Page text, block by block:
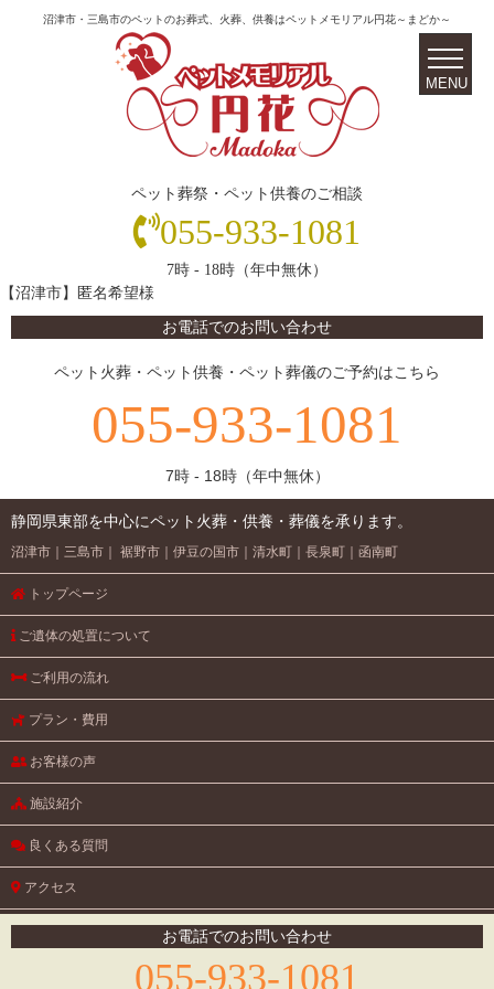
沼津市・三島市のペットのお葬式、火葬、供養はペットメモリアル円花～まどか～
ペット葬祭・ペット供養のご相談
055-933-1081
7時 - 18時（年中無休）
【沼津市】匿名希望様
お電話でのお問い合わせ
ペット火葬・ペット供養・ペット葬儀のご予約はこちら
055-933-1081
7時 - 18時（年中無休）
静岡県東部を中心にペット火葬・供養・葬儀を承ります。
沼津市 三島市 裾野市 伊豆の国市 清水町 長泉町 函南町
トップページ
ご遺体の処置について
ご利用の流れ
プラン・費用
お客様の声
施設紹介
良くある質問
アクセス
円教寺のご紹介 お電話でのお問い合わせ
055-933-1081